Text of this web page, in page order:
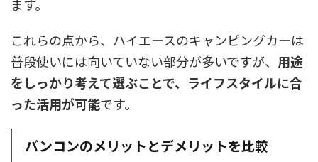
ます。
これらの点から、ハイエースのキャンピングカーは
普段使いには向いていない部分が多いですが、 用途
をしっかり考えて選ぶことで、ライフスタイルに合
った活用が可能です。
バンコンのメリットとデメリットを比較